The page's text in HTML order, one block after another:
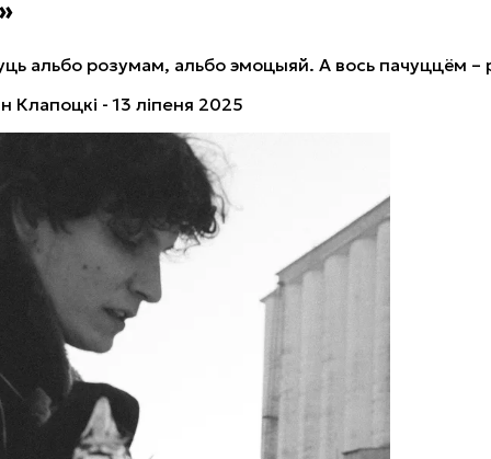
альбо розумам, альбо эмоцыяй. А вось пачуццём –
Клапоцкi - 13 ліпеня 2025